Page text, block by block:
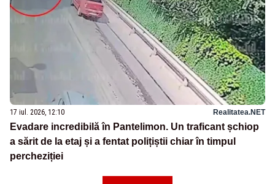
17 iul. 2026, 12:10 Realitatea.NET
Evadare incredibilă în Pantelimon. Un traficant șchiop
a sărit de la etaj și a fentat polițiștii chiar în timpul
percheziției